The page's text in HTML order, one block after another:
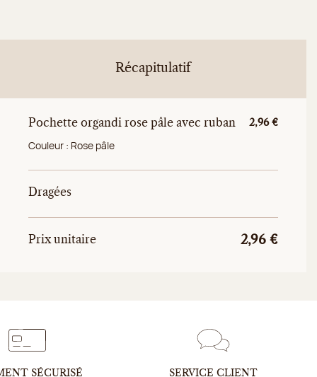
Récapitulatif
Pochette organdi rose pâle avec ruban Prix unitaire
2,96 €
Couleur : Rose pâle
Dragées
Prix unitaire total
Prix unitaire 2,96 €
SÉCURISÉ SERVICE CLIENT